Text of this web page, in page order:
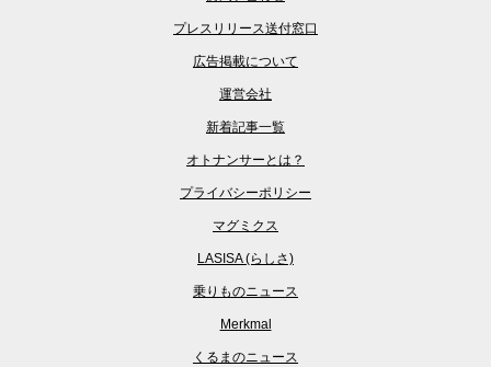
プレスリリース送付窓口
広告掲載について
運営会社
新着記事一覧
オトナンサーとは？
プライバシーポリシー
マグミクス
LASISA (らしさ)
乗りものニュース
Merkmal
くるまのニュース